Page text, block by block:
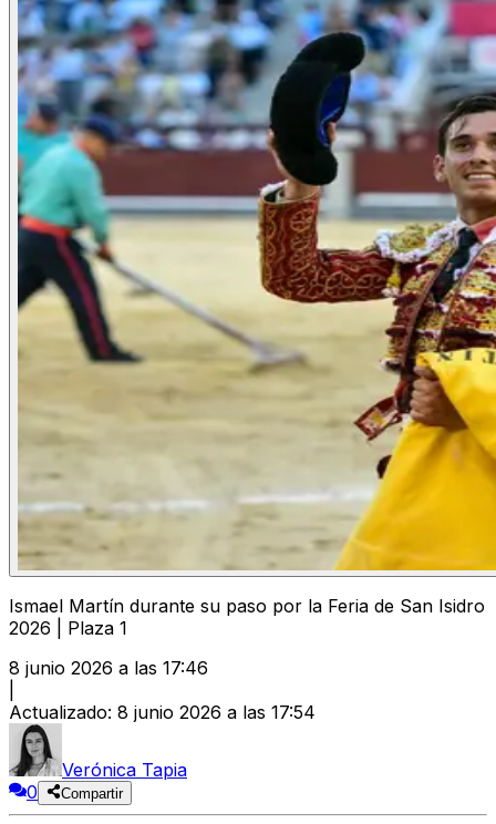
Ismael Martín durante su paso por la Feria de San Isidro
2026 | Plaza 1
8 junio 2026 a las 17:46
Actualizado: 8 junio 2026 a las 17:54
Verónica Tapia
0
Compartir